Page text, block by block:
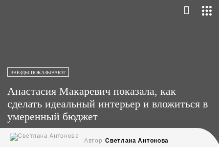
ЗВЁЗДЫ ПОКАЗЫВАЮТ
Анастасия Макаревич показала, как
сделать идеальный интерьер и вложиться в
умеренный бюджет
Автор Светлана Антонова